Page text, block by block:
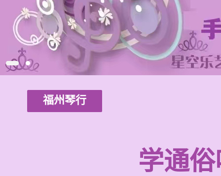
福州琴行
学通